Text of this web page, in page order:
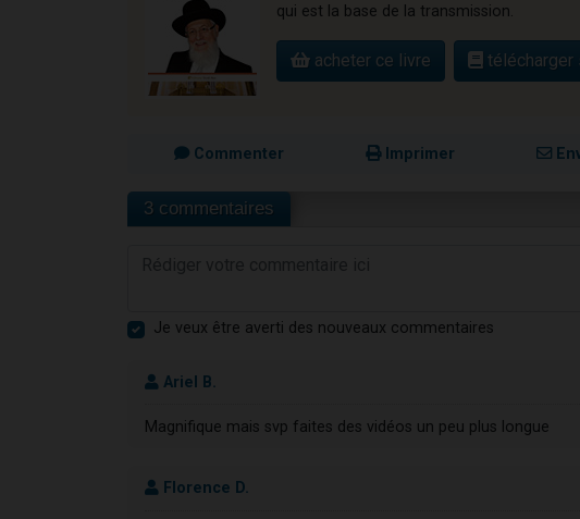
qui est la base de la transmission.
acheter ce livre télécharger
Commenter Imprimer
3 commentaires
Je veux être averti des nouveaux commentaires
Ariel B.
Magnifique mais svp faites des vidéos un peu plus longue
Florence D.